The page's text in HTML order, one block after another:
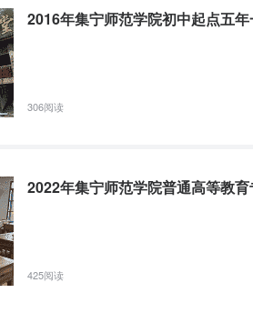
学生士兵免试专升本招生录取工作办法
年内蒙古自治区普通高等教育专科升
关于做好2022年内蒙古自治区普通高等教
列科类为汉授美术，音乐学、音乐表演
主持艺术专业招生计划所列科类为汉授其
省分专业招生计划表
2016年集宁师范学院初中起点五
306阅读
2022年集宁师范学院普通高等教
425阅读